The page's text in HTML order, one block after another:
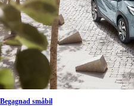
Begagnad småbil